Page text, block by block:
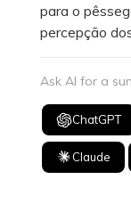
para o
percepção
Ask AI for a
ChatGPT
Claude